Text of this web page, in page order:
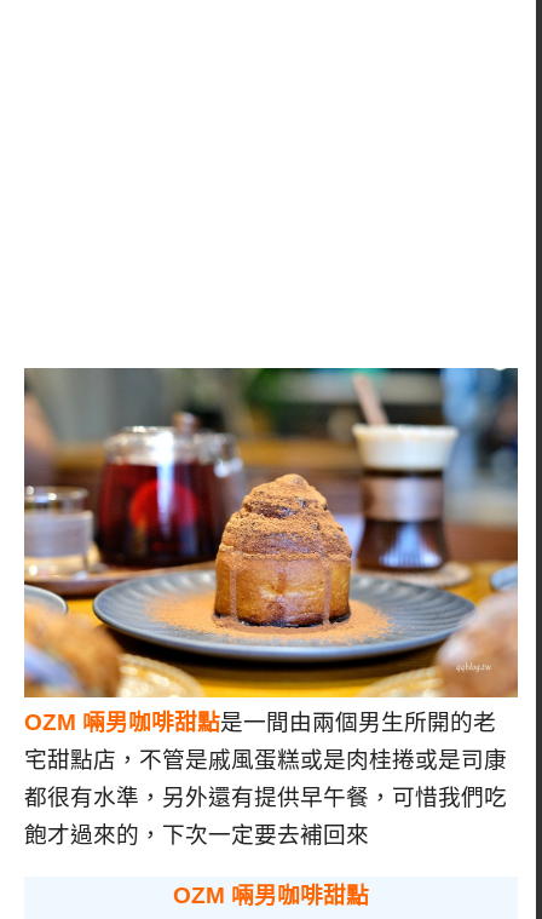
OZM 啢男咖啡甜點是一間由兩個男生所開的老
宅甜點店，不管是戚風蛋糕或是肉桂捲或是司康
都很有水準，另外還有提供早午餐，可惜我們吃
飽才過來的，下次一定要去補回來
OZM 啢男咖啡甜點